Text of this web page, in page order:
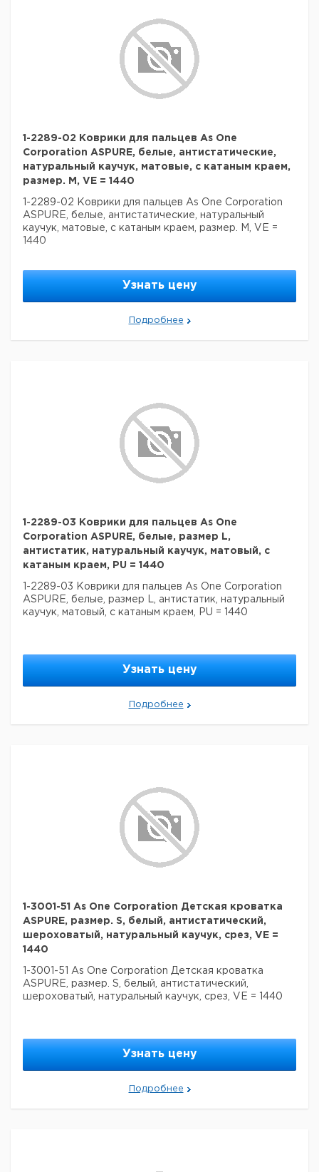
1-2289-02 Коврики для пальцев As One
Corporation ASPURE, белые, антистатические,
натуральный каучук, матовые, с катаным краем,
размер. M, VE = 1440
1-2289-02 Коврики для пальцев As One Corporation
ASPURE, белые, антистатические, натуральный
каучук, матовые, с катаным краем, размер. M, VE =
1440
Узнать цену
Подробнее
1-2289-03 Коврики для пальцев As One
Corporation ASPURE, белые, размер L,
антистатик, натуральный каучук, матовый, с
катаным краем, PU = 1440
1-2289-03 Коврики для пальцев As One Corporation
ASPURE, белые, размер L, антистатик, натуральный
каучук, матовый, с катаным краем, PU = 1440
Узнать цену
Подробнее
1-3001-51 As One Corporation Детская кроватка
ASPURE, размер. S, белый, антистатический,
шероховатый, натуральный каучук, срез, VE =
1440
1-3001-51 As One Corporation Детская кроватка
ASPURE, размер. S, белый, антистатический,
шероховатый, натуральный каучук, срез, VE = 1440
Узнать цену
Подробнее